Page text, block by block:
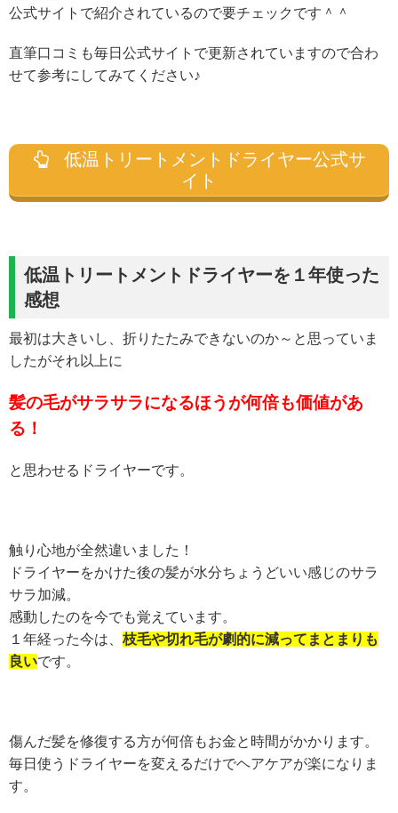
公式サイトで紹介されているので要チェックです＾＾
直筆口コミも毎日公式サイトで更新されていますので合わ
せて参考にしてみてください♪
低温トリートメントドライヤー公式サ
イト
低温トリートメントドライヤーを１年使った
感想
最初は大きいし、折りたたみできないのか～と思っていま
したがそれ以上に
髪の毛がサラサラになるほうが何倍も価値があ
る！
と思わせるドライヤーです。
触り心地が全然違いました！
ドライヤーをかけた後の髪が水分ちょうどいい感じのサラ
サラ加減。
感動したのを今でも覚えています。
１年経った今は、 枝毛や切れ毛が劇的に減ってまとまりも
良いです。
傷んだ髪を修復する方が何倍もお金と時間がかかります。
毎日使うドライヤーを変えるだけでヘアケアが楽になりま
す。